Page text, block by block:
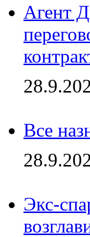
Агент
Все
Экс-